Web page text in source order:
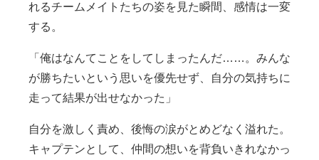
れるチームメイトたちの姿を見た瞬間、感情は一変
する。
「俺はなんてことをしてしまったんだ……。みんな
が勝ちたいという思いを優先せず、自分の気持ちに
走って結果が出せなかった」
自分を激しく責め、後悔の涙がとめどなく溢れた。
キャプテンとして、仲間の想いを背負いきれなかっ